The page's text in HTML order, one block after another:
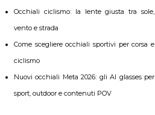
Occhiali ciclismo: la lente giusta tra sole,
vento e strada
Come scegliere occhiali sportivi per corsa e
ciclismo
Nuovi occhiali Meta 2026: gli AI glasses per
sport, outdoor e contenuti POV